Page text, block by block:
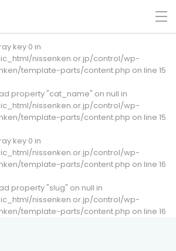
key 0 in
nissenken.or.jp/control/wp-
template-parts/content.php on line 15
property "cat_name" on null in
nissenken.or.jp/control/wp-
template-parts/content.php on line 15
key 0 in
nissenken.or.jp/control/wp-
template-parts/content.php on line 16
property "slug" on null in
nissenken.or.jp/control/wp-
template-parts/content.php on line 16